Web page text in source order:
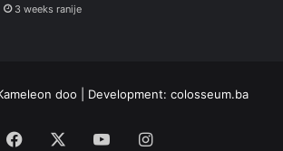
3 weeks ranije
doo | Development: colosseum.ba
Facebook YouTubeInstagram